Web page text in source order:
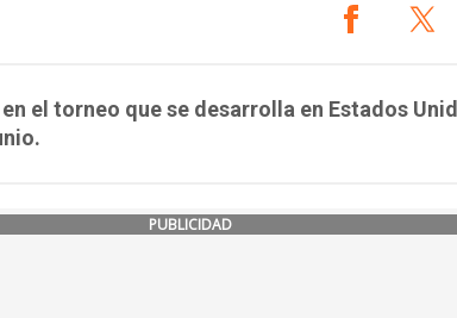
el torneo que se desarrolla en Estados
PUBLICIDAD